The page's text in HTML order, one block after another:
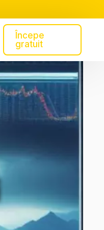
Începe
gratuit